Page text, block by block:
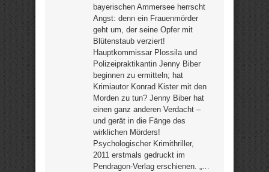
bayerischen Ammersee herrscht
Angst: denn ein Frauenmörder
geht um, der seine Opfer mit
Blütenstaub verziert!
Hauptkommissar Plossila und
Polizeipraktikantin Jenny Biber
beginnen zu ermitteln; hat
Krimiautor Konrad Kister mit den
Morden zu tun? Jenny Biber hat
einen ganz anderen Verdacht –
und gerät in die Fänge des
wirklichen Mörders!
Psychologischer Krimithriller,
2011 erstmals gedruckt im
Pendragon-Verlag erschienen. „…